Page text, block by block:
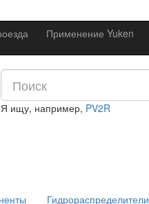
Применение Yuken
Я ищу, например, PV2R
Гидрораспределители